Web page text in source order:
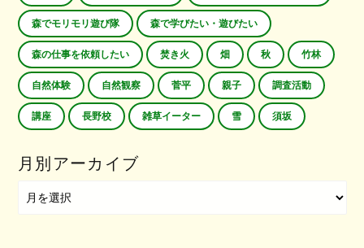
森でモリモリ遊び隊 森で学びたい・遊びたい
森の仕事を依頼したい 焚き火 畑 秋 竹林
自然体験 自然観察 菅平 親子 調査活動
講座 長野校 雑草イーター 雪 須坂
月別アーカイブ